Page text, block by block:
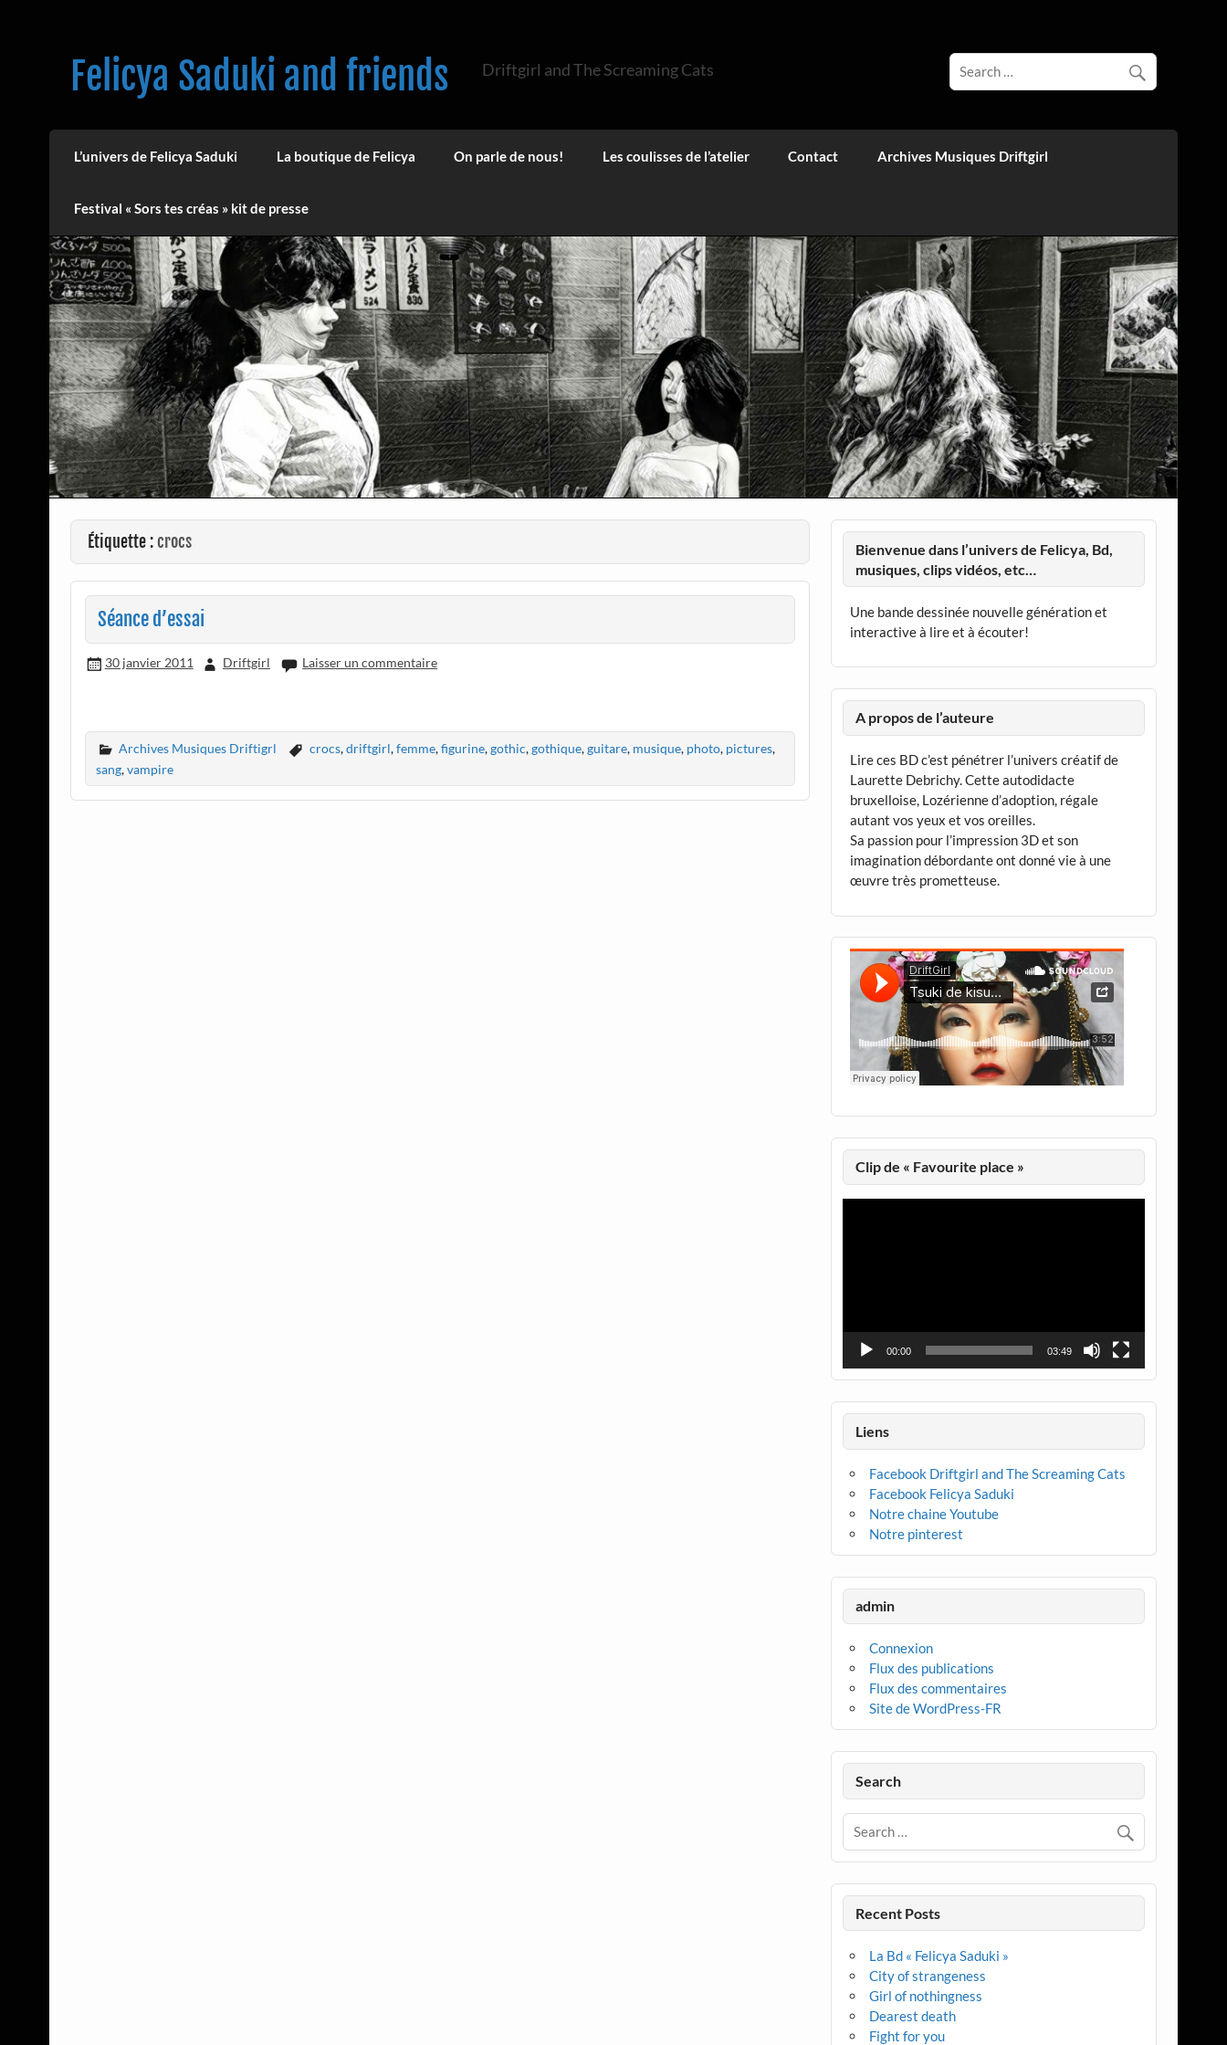
Felicya Saduki and friends Driftgirl and The Screaming Cats
L’univers de Felicya Saduki La boutique de Felicya On parle de nous! Les coulisses de l’atelier Contact Archives Musiques Driftgirl
Festival « Sors tes créas » kit de presse
Étiquette :crocs
Séance d’essai
30 janvier 2011 Driftgirl Laisser un commentaire
Archives Musiques Driftigrl crocs,driftgirl,femme,figurine,gothic,gothique,guitare, musique, photo, pictures,
sang,vampire
Bienvenue dans l’univers de Felicya, Bd,
musiques, clips vidéos, etc…
Une bande dessinée nouvelle génération et
interactive à lire et à écouter!
A propos de l’auteure
Lire ces BD c’est pénétrer l’univers créatif de
Laurette Debrichy. Cette autodidacte
bruxelloise, Lozérienne d’adoption, régale
autant vos yeux et vos oreilles.
Sa passion pour l’impression 3D et son
imagination débordante ont donné vie à une
œuvre très prometteuse.
Clip de « Favourite place »
Lecteur
00:00 03:49
Liens
Facebook Driftgirl and The Screaming Cats
Facebook Felicya Saduki
Notre chaine Youtube
Notre pinterest
admin
Connexion
Flux des publications
Flux des commentaires
Site de WordPress-FR
Search
Recent Posts
La Bd « Felicya Saduki »
City of strangeness
Girl of nothingness
Dearest death
Fight for you